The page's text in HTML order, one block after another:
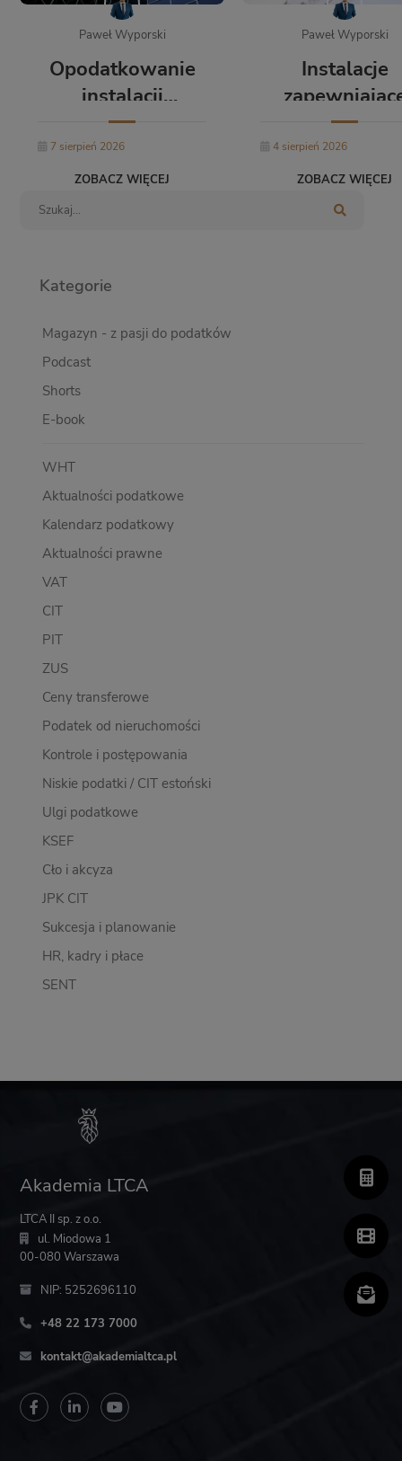
Paweł Wyporski
Opodatkowanie
instalacji
technicznych
znajdujących się
wewnątrz
budynku na
7 sierpień 2026
ZOBACZ WIĘCEJ
Paweł Wyporski
Instalacje
możliwość
budynku –
mogą
4 sierpień 2026
ZOBACZ WIĘCEJ
Kategorie
Magazyn - z pasji do podatków
Podcast
Shorts
E-book
WHT
Aktualności podatkowe
Kalendarz podatkowy
Aktualności prawne
VAT
CIT
PIT
ZUS
Ceny transferowe
Podatek od nieruchomości
Kontrole i postępowania
Niskie podatki / CIT estoński
Ulgi podatkowe
KSEF
Cło i akcyza
JPK CIT
Sukcesja i planowanie
HR, kadry i płace
SENT
Akademia LTCA
LTCA II sp. z o.o.
ul. Miodowa 1
00-080 Warszawa
NIP: 5252696110
+48 22 173 7000
kontakt@akademialtca.pl